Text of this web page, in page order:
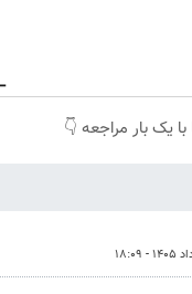
یک بار مراجعه 👇